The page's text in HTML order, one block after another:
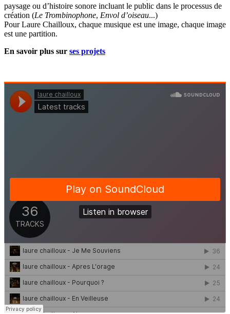
paysage ou d’histoire sonore incluant le public dans le processus de
création (Le Trombinophone, Envol d’oiseau...)
Pour Laure Chailloux, chaque musique est une image, chaque image
est une partition.
En savoir plus sur ses projets